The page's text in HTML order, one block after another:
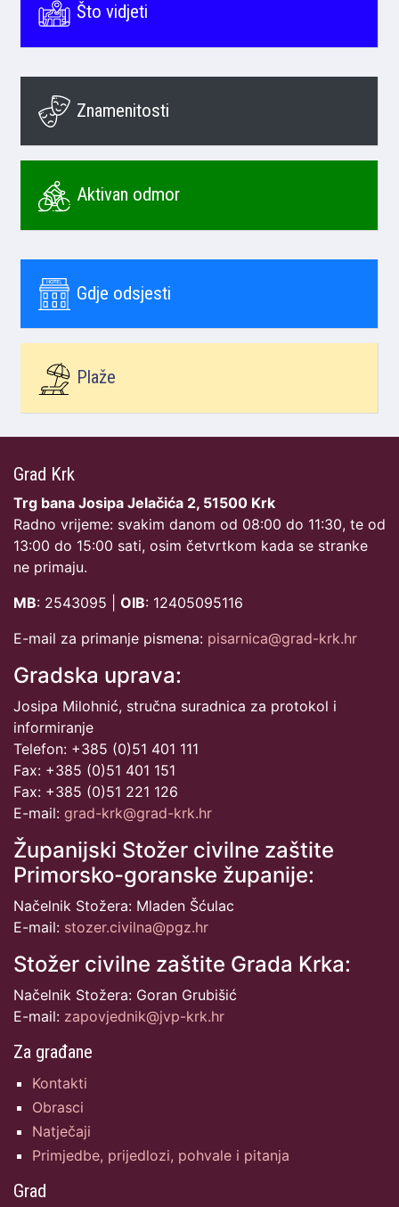
Što vidjeti
Znamenitosti
Aktivan odmor
Gdje odsjesti
Plaže
Grad Krk
Trg bana Josipa Jelačića 2, 51500 Krk
Radno vrijeme: svakim danom od 08:00 do 11:30, te od
13:00 do 15:00 sati, osim četvrtkom kada se stranke
ne primaju.
MB: 2543095 | OIB: 12405095116
E-mail za primanje pismena: pisarnica@grad-krk.hr
Gradska uprava:
Josipa Milohnić, stručna suradnica za protokol i
informiranje
Telefon: +385 (0)51 401 111
Fax: +385 (0)51 401 151
Fax: +385 (0)51 221 126
E-mail: grad-krk@grad-krk.hr
Županijski Stožer civilne zaštite
Primorsko-goranske županije:
Načelnik Stožera: Mladen Šćulac
E-mail: stozer.civilna@pgz.hr
Stožer civilne zaštite Grada Krka:
Načelnik Stožera: Goran Grubišić
E-mail: zapovjednik@jvp-krk.hr
Za građane
Kontakti
Obrasci
Natječaji
Primjedbe, prijedlozi, pohvale i pitanja
Grad